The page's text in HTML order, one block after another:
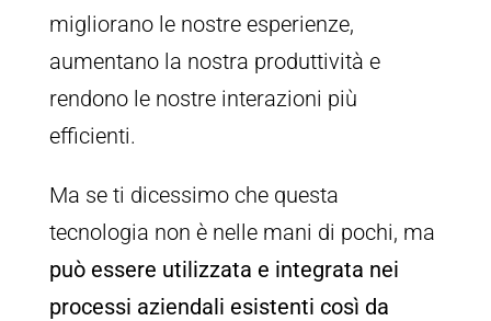
migliorano le nostre esperienze,
aumentano la nostra produttività e
rendono le nostre interazioni più
efficienti.
Ma se ti dicessimo che questa
tecnologia non è nelle mani di pochi, ma
può essere utilizzata e integrata nei
processi aziendali esistenti così da